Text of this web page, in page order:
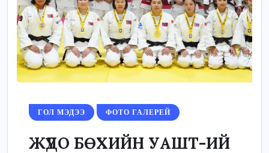
ГОЛ МЭДЭЭ ФОТО ГАЛЕРЕЙ
ЖҮДО БӨХИЙН УАШТ-ИЙ